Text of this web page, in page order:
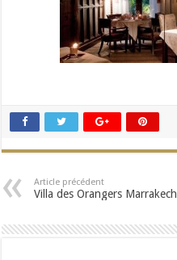
Article précédent
Villa des Orangers Marrakech